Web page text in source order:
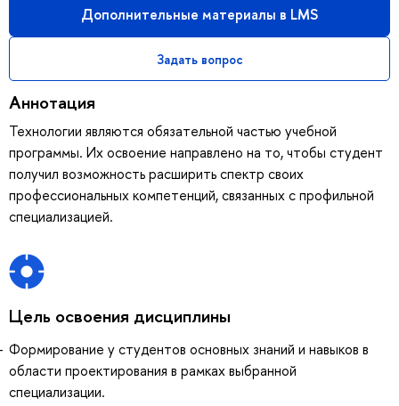
Дополнительные материалы в LMS
Задать вопрос
Аннотация
Технологии являются обязательной частью учебной
программы. Их освоение направлено на то, чтобы студент
получил возможность расширить спектр своих
профессиональных компетенций, связанных с профильной
специализацией.
Цель освоения дисциплины
Формирование у студентов основных знаний и навыков в
области проектирования в рамках выбранной
специализации.